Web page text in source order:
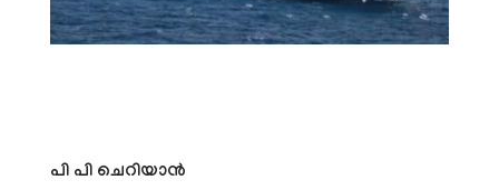
പി പി ചെറിയാന്‍